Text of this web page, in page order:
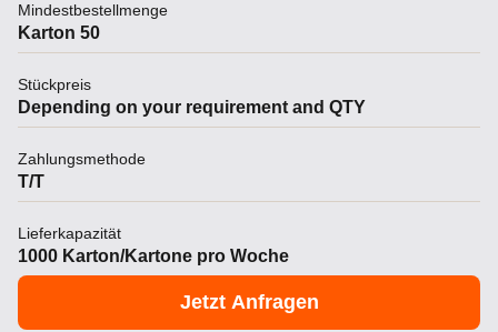
Mindestbestellmenge
Karton 50
Stückpreis
Depending on your requirement and QTY
Zahlungsmethode
T/T
Lieferkapazität
1000 Karton/Kartone pro Woche
Jetzt Anfragen